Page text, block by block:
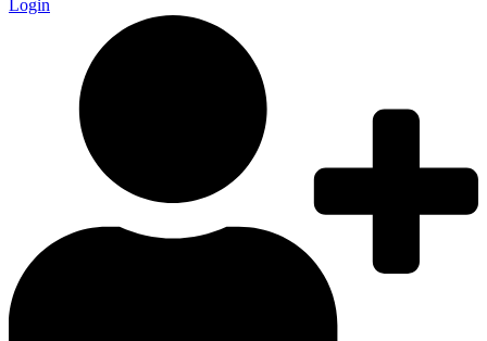
Login